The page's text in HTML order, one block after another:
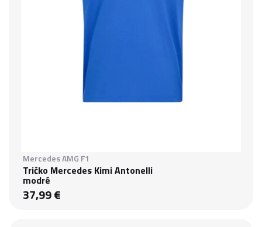
Mercedes AMG F1
Tričko Mercedes Kimi Antonelli
modré
37,99 €